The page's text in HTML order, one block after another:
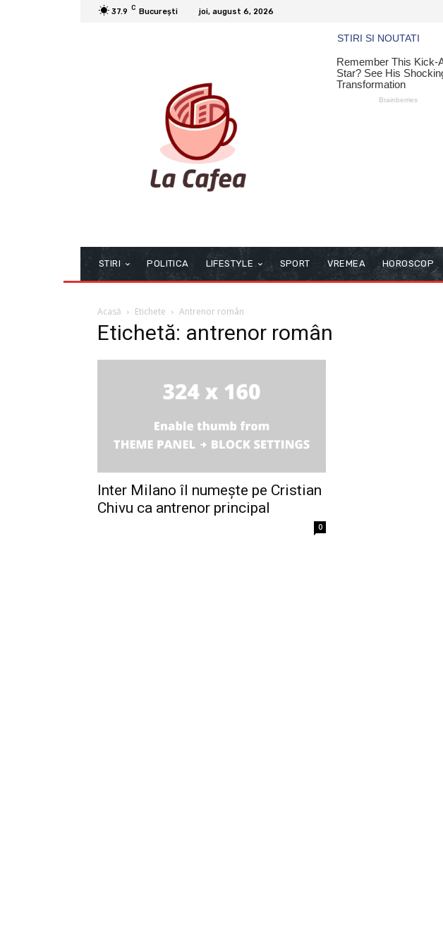
37.9 C București joi, august 6, 2026
STIRI POLITICA LIFESTYLE SPORT VREMEA HOROSCOP
Acasă Etichete Antrenor român
Etichetă: antrenor român
Inter Milano îl numește pe Cristian
Chivu ca antrenor principal
0